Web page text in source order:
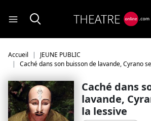
Accueil
JEUNE PUBLIC
Caché dans son buisson de lavande, Cyrano
Caché dans
lavande,
la lessive